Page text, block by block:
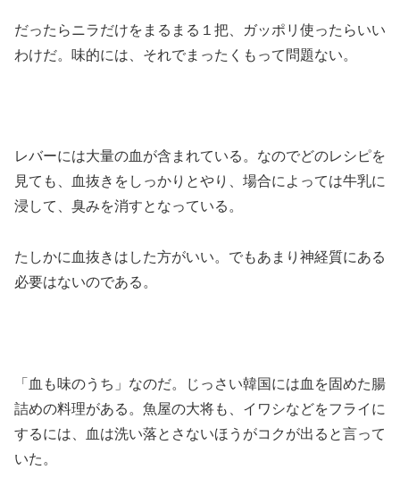
だったらニラだけをまるまる１把、ガッポリ使ったらいい
わけだ。味的には、それでまったくもって問題ない。
レバーには大量の血が含まれている。なのでどのレシピを
見ても、血抜きをしっかりとやり、場合によっては牛乳に
浸して、臭みを消すとなっている。
たしかに血抜きはした方がいい。でもあまり神経質にある
必要はないのである。
「血も味のうち」なのだ。じっさい韓国には血を固めた腸
詰めの料理がある。魚屋の大将も、イワシなどをフライに
するには、血は洗い落とさないほうがコクが出ると言って
いた。